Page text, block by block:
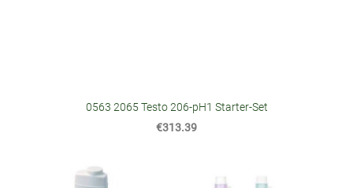
0563 2065 Testo 206-pH1 Starter-Set
€313.39